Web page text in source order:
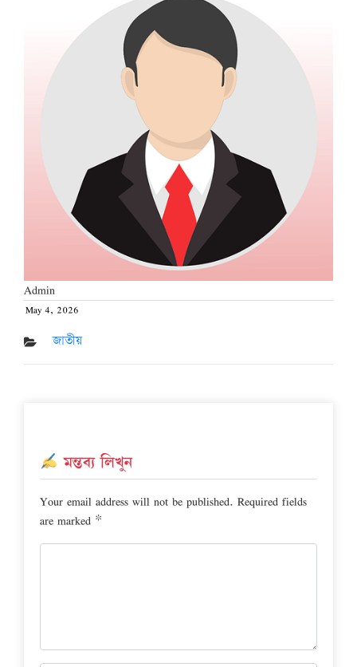
Admin
Posted
on
May 4, 2026
জাতীয়
মন্তব্য লিখুন
Your email address will not be published. Required fields
are marked *